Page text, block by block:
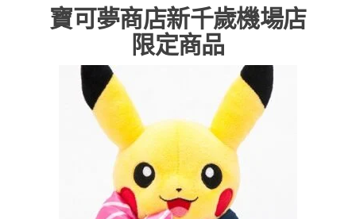
寶可夢商店新千歲機場店
限定商品